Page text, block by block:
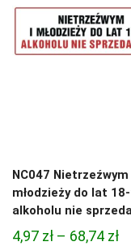
NC047 Nietrzeźwym
młodzieży do lat
alkoholu nie
4,97 zł – 68,74 zł